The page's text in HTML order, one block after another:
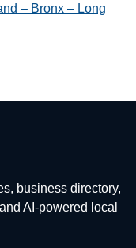
– Bronx – Long
business directory,
AI-powered local